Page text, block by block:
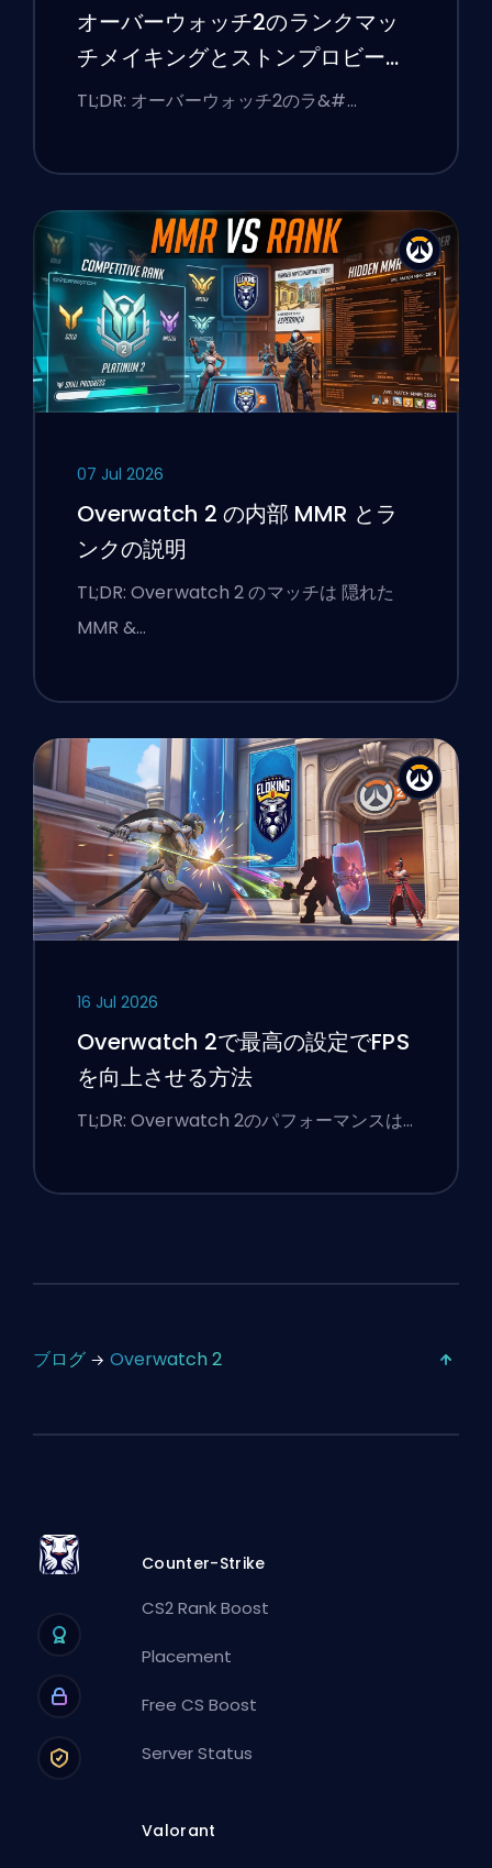
オーバーウォッチ2のランクマッ
チメイキングとストンプロビーを
修正する方法
TL;DR: オーバーウォッチ2のラ&#…
07 Jul 2026
Overwatch 2 の内部 MMR とラ
ンクの説明
TL;DR: Overwatch 2 のマッチは 隠れた
MMR &…
16 Jul 2026
Overwatch 2で最高の設定でFPS
を向上させる方法
TL;DR: Overwatch 2のパフォーマンスは…
ブログ Overwatch 2
Counter-Strike
CS2 Rank Boost
Placement
Free CS Boost
Server Status
Valorant